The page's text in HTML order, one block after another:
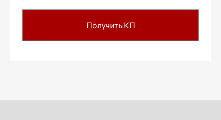
Получить КП